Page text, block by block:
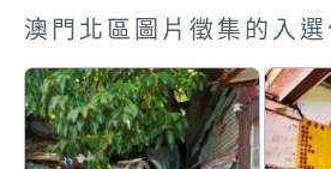
澳門北區圖片徵集的入